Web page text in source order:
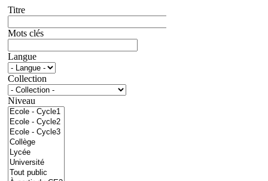
Titre
Mots clés
Langue
Collection
Niveau